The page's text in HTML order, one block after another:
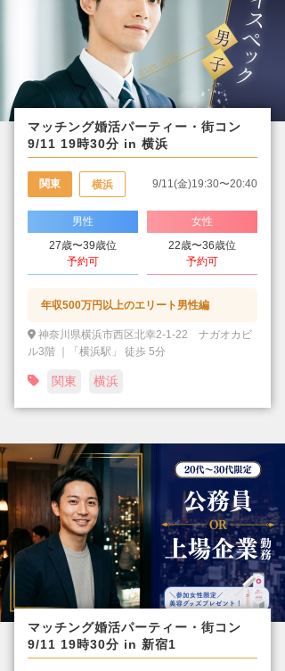
マッチング婚活パーティー・街コン
9/11 19時30分 in 横浜
関東 横浜 9/11(金)19:30〜20:40
男性
27歳〜39歳位
予約可
女性
22歳〜36歳位
予約可
年収500万円以上のエリート男性編
神奈川県横浜市西区北幸2-1-22 ナガオカビ
ル3階 ｜「横浜駅」 徒歩 5分
関東 横浜
マッチング婚活パーティー・街コン
9/11 19時30分 in 新宿1